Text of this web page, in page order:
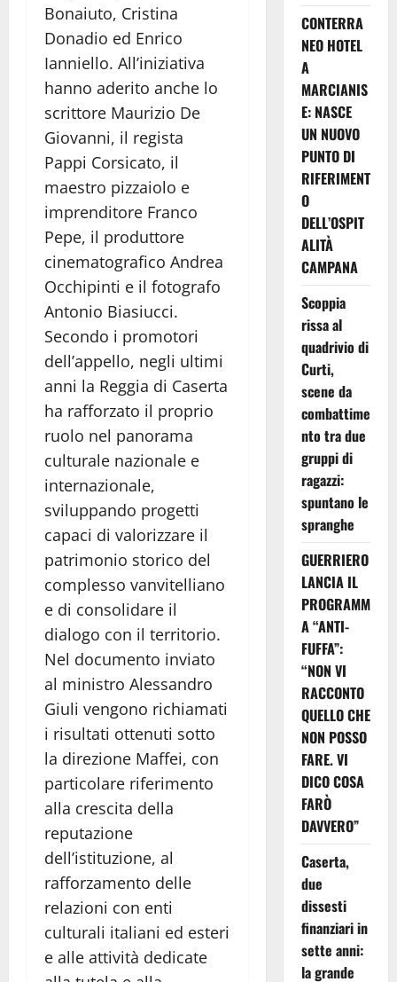
Bonaiuto, Cristina
Donadio ed Enrico
Ianniello. All’iniziativa
hanno aderito anche lo
scrittore Maurizio De
Giovanni, il regista
Pappi Corsicato, il
maestro pizzaiolo e
imprenditore Franco
Pepe, il produttore
cinematografico Andrea
Occhipinti e il fotografo
Antonio Biasiucci.
Secondo i promotori
dell’appello, negli ultimi
anni la Reggia di Caserta
ha rafforzato il proprio
ruolo nel panorama
culturale nazionale e
internazionale,
sviluppando progetti
capaci di valorizzare il
patrimonio storico del
complesso vanvitelliano
e di consolidare il
dialogo con il territorio.
Nel documento inviato
al ministro Alessandro
Giuli vengono richiamati
i risultati ottenuti sotto
la direzione Maffei, con
particolare riferimento
alla crescita della
reputazione
dell’istituzione, al
rafforzamento delle
relazioni con enti
culturali italiani ed esteri
e alle attività dedicate
CONTERRA
NEO HOTEL
A
MARCIANIS
E: NASCE
UN NUOVO
PUNTO DI
RIFERIMENT
O
DELL’OSPIT
ALITÀ
CAMPANA
Scoppia
rissa al
quadrivio di
Curti,
scene da
combattime
nto tra due
gruppi di
ragazzi:
spuntano le
spranghe
GUERRIERO
LANCIA IL
PROGRAMM
A “ANTI-
FUFFA”:
“NON VI
RACCONTO
QUELLO CHE
NON POSSO
FARE. VI
DICO COSA
FARÒ
DAVVERO”
Caserta,
due
dissesti
finanziari in
sette anni:
la grande